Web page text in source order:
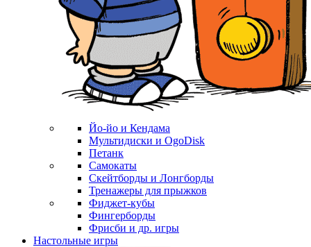
Йо-йо и Кендама
Мультидиски и OgoDisk
Петанк
Самокаты
Скейтборды и Лонгборды
Тренажеры для прыжков
Фиджет-кубы
Фингерборды
Фрисби и др. игры
Настольные игры